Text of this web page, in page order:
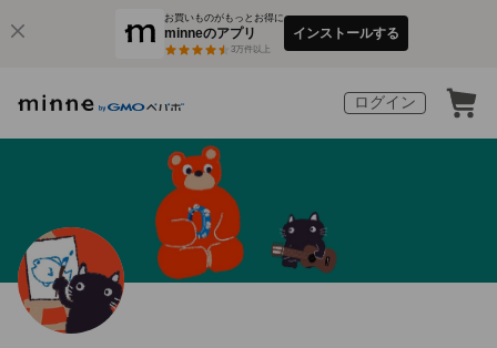
お買いものがもっとお得に
minneのアプリ
3万件以上
インストールする
ログイン